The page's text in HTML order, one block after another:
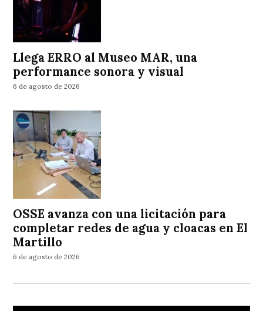
Llega ERRO al Museo MAR, una
performance sonora y visual
6 de agosto de 2026
OSSE avanza con una licitación para
completar redes de agua y cloacas en El
Martillo
6 de agosto de 2026